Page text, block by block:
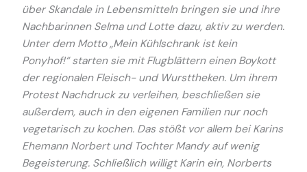
über Skandale in Lebensmitteln bringen sie und ihre
Nachbarinnen Selma und Lotte dazu, aktiv zu werden.
Unter dem Motto „Mein Kühlschrank ist kein
Ponyhof!“ starten sie mit Flugblättern einen Boykott
der regionalen Fleisch- und Wursttheken. Um ihrem
Protest Nachdruck zu verleihen, beschließen sie
außerdem, auch in den eigenen Familien nur noch
vegetarisch zu kochen. Das stößt vor allem bei Karins
Ehemann Norbert und Tochter Mandy auf wenig
Begeisterung. Schließlich willigt Karin ein, Norberts